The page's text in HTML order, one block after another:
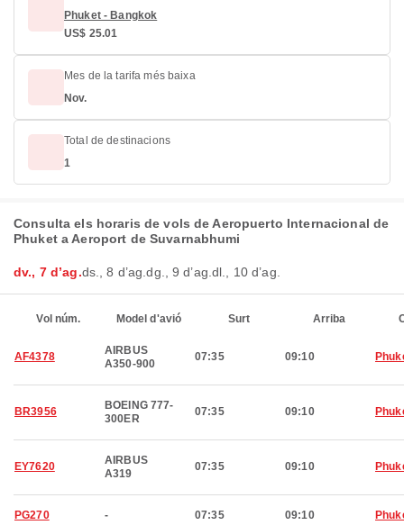
Phuket - Bangkok
US$ 25.01
Mes de la tarifa més baixa
Nov.
Total de destinacions
1
Consulta els horaris de vols de Aeropuerto Internacional de
Phuket a Aeroport de Suvarnabhumi
dv., 7 d’ag.ds., 8 d’ag.dg., 9 d’ag.dl., 10 d’ag.
Vol núm. Model d'avió Surt Arriba
AF4378
AIRBUS
A350-900
07:35 09:10
BR3956
BOEING 777-
300ER
07:35 09:10
EY7620
AIRBUS
A319
07:35 09:10
PG270 - 07:35 09:10